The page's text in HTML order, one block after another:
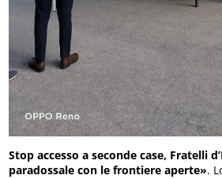
Stop accesso a seconde case, Fratelli
paradossale con le frontiere aperte».